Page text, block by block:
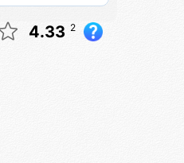
4.33 2